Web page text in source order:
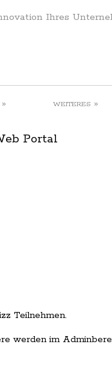
Ihres
» WEITERES »
Portal
Teilnehmen.
werden im